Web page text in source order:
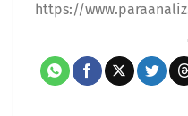
https://